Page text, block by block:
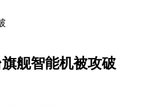
旗舰智能机被攻破